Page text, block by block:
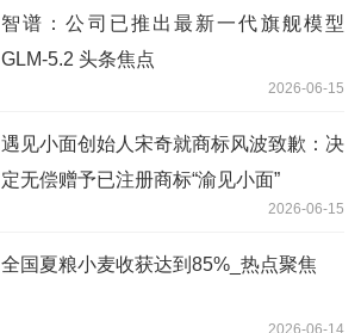
智谱：公司已推出最新一代旗舰模型
GLM-5.2 头条焦点
2026-06-15
遇见小面创始人宋奇就商标风波致歉：决
定无偿赠予已注册商标“渝见小面”
2026-06-15
全国夏粮小麦收获达到85%_热点聚焦
2026-06-14